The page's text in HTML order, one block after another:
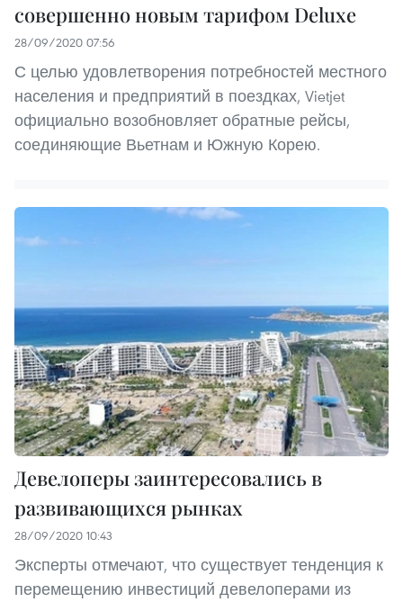
совершенно новым тарифом Deluxe
28/09/2020 07:56
С целью удовлетворения потребностей местного
населения и предприятий в поездках, Vietjet
официально возобновляет обратные рейсы,
соединяющие Вьетнам и Южную Корею.
Девелоперы заинтересовались в
развивающихся рынках
28/09/2020 10:43
Эксперты отмечают, что существует тенденция к
перемещению инвестиций девелоперами из